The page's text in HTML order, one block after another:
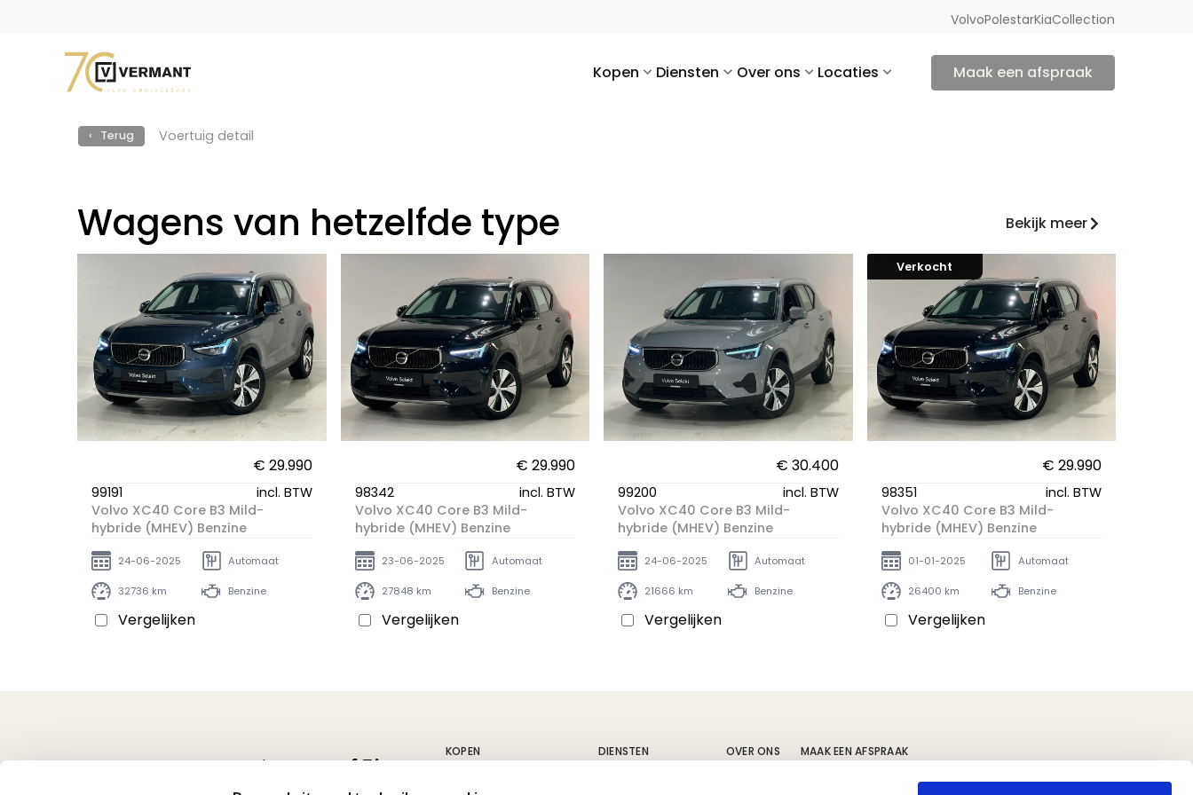
VolvoPolestarKiaCollection
Kopen Diensten Over ons Locaties Maak een afspraak
‹ Terug Voertuig detail
Wagens van hetzelfde type Bekijk meer
€ 29.990
99191
incl. BTW
Volvo XC40 Core B3 Mild-
hybride (MHEV) Benzine
24-06-2025 Automaat
32736 km Benzine
Vergelijken
€ 29.990
98342
incl. BTW
Volvo XC40 Core B3 Mild-
hybride (MHEV) Benzine
23-06-2025 Automaat
27848 km Benzine
Vergelijken
€ 30.400
99200
incl. BTW
Volvo XC40 Core B3 Mild-
hybride (MHEV) Benzine
24-06-2025 Automaat
21666 km Benzine
Vergelijken
Verkocht
€ 29.990
98351
incl. BTW
Volvo XC40 Core B3 Mild-
hybride (MHEV) Benzine
01-01-2025 Automaat
26400 km Benzine
Vergelijken
Volg ons op
KOPEN
Alle voertuigen
DIENSTEN
OVER ONS
MAAK EEN AFSPRAAK